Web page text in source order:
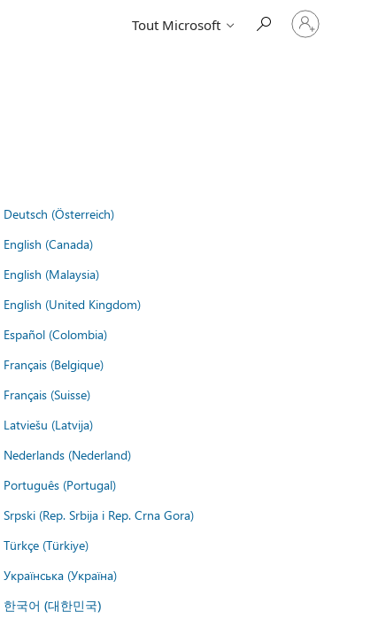
Tout Microsoft
Connectez-
vous
Deutsch (Österreich)
English (Canada)
English (Malaysia)
English (United Kingdom)
Español (Colombia)
Français (Belgique)
Français (Suisse)
Latviešu (Latvija)
Nederlands (Nederland)
Português (Portugal)
Srpski (Rep. Srbija i Rep. Crna Gora)
Türkçe (Türkiye)
Українська (Україна)
한국어 (대한민국)